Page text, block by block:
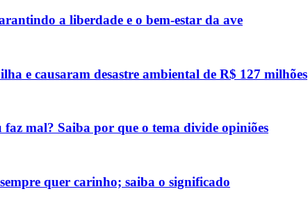
a liberdade e o bem-estar da ave
e causaram desastre ambiental de R$ 127 milhões
mal? Saiba por que o tema divide opiniões
quer carinho; saiba o significado